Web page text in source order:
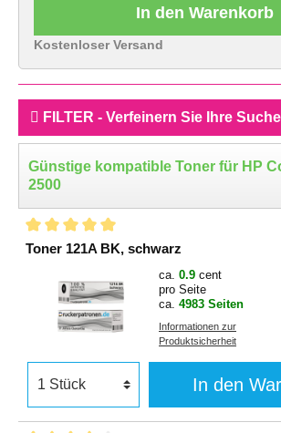
In den Warenkorb
Kostenloser Versand
FILTER - Verfeinern Sie Ihre Suche
Günstige kompatible Toner für HP
2500
Toner 121A BK, schwarz
ca. 0.9 cent
pro Seite
ca. 4983 Seiten
Informationen zur
Produktsicherheit
In den